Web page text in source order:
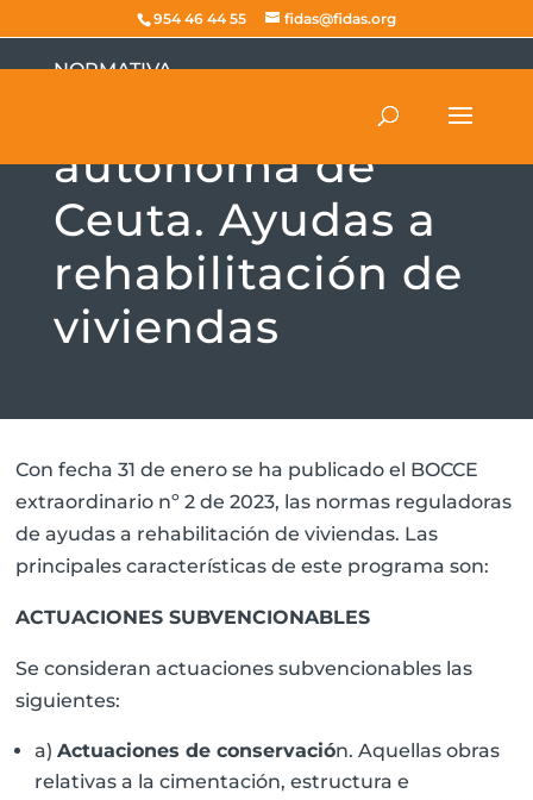
954 46 44 55 fidas@fidas.org
NORMATIVA
autónoma de
Ceuta. Ayudas a
rehabilitación de
viviendas
Con fecha 31 de enero se ha publicado el BOCCE
extraordinario nº 2 de 2023, las normas reguladoras
de ayudas a rehabilitación de viviendas. Las
principales características de este programa son:
ACTUACIONES SUBVENCIONABLES
Se consideran actuaciones subvencionables las
siguientes:
a)Actuaciones de conservación. Aquellas obras
relativas a la cimentación, estructura e